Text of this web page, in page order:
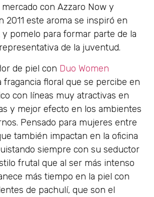
con Azzaro Now y
2011 este aroma se inspiró en
pomelo para formar parte de la
de la juventud.
de piel con Duo Women
fragancia floral que se percibe en
con líneas muy atractivas en
y mejor efecto en los ambientes
Pensado para mujeres entre
también impactan en la oficina
siempre con su seductor
frutal que al ser más intenso
más tiempo en la piel con
de pachulí, que son el